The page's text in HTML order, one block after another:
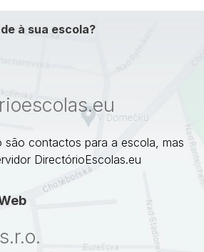
à sua escola?
contactos para a escola, mas
DirectórioEscolas.eu